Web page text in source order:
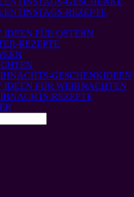
REZEPTE
IDEEN FÜR OSTERN
REZEPTE
GESCHENKIDEEN
IDEEN FÜR WEIHNACHTEN
REZEPTE